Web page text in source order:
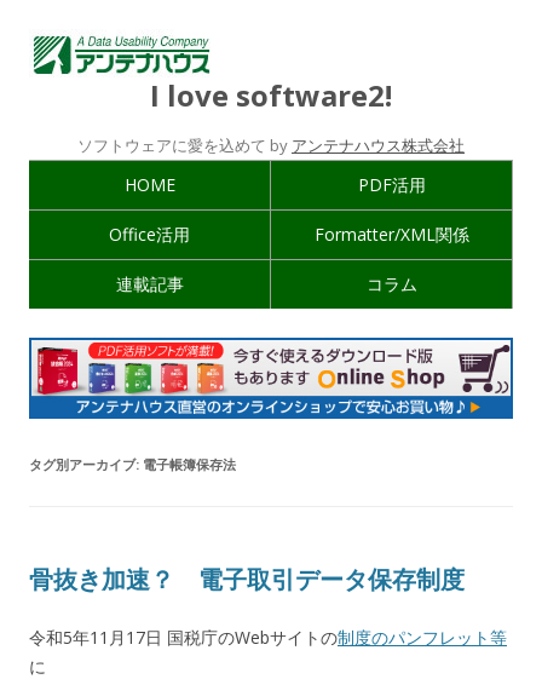
I love software2!
ソフトウェアに愛を込めて by アンテナハウス株式会社
HOME PDF活用
Office活用 Formatter/XML関係
連載記事 コラム
タグ別アーカイブ: 電子帳簿保存法
骨抜き加速？ 電子取引データ保存制度
令和5年11月17日 国税庁のWebサイトの制度のパンフレット等
に